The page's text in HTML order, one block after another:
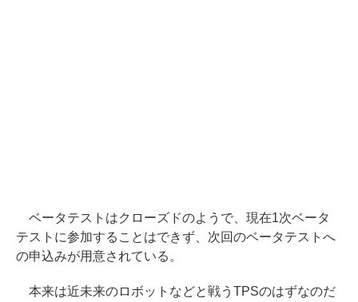
ベータテストはクローズドのようで、現在1次ベータ
テストに参加することはできず、次回のベータテストへ
の申込みが用意されている。
本来は近未来のロボットなどと戦うTPSのはずなのだ